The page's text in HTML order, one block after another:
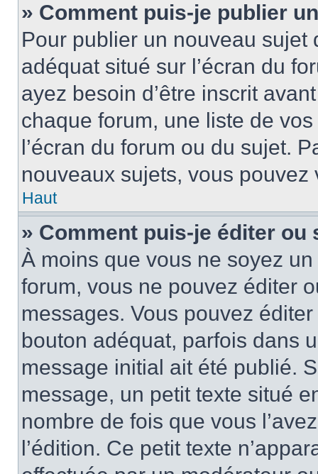
» Comment puis-je publier
Pour publier un nouveau
adéquat situé sur l’écran du
ayez besoin d’être inscrit
chaque forum, une liste de
l’écran du forum ou du sujet.
nouveaux sujets, vous
Haut
» Comment puis-je éditer
À moins que vous ne soyez
forum, vous ne pouvez éditer
messages. Vous pouvez
bouton adéquat, parfois dans
message initial ait été publié.
message, un petit texte situé
nombre de fois que vous
l’édition. Ce petit texte